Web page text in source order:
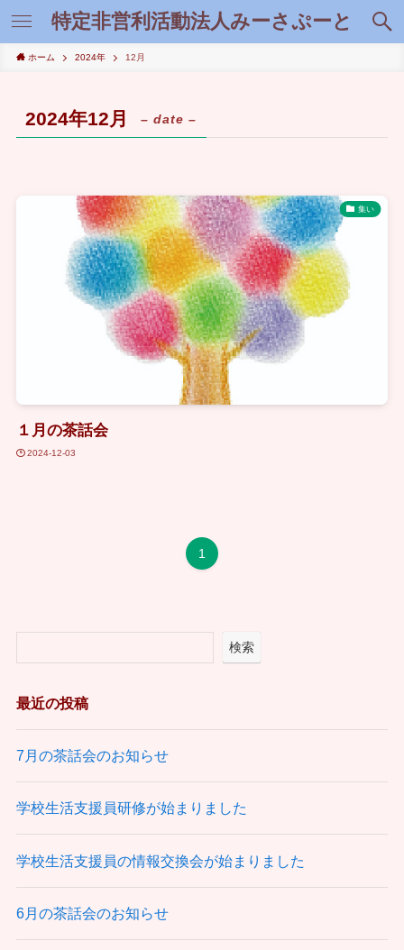
特定非営利活動法人みーさぷーと
ホーム 2024年 12月
2024年12月 – date –
集い
１月の茶話会
2024-12-03
1
検索
最近の投稿
7月の茶話会のお知らせ
学校生活支援員研修が始まりました
学校生活支援員の情報交換会が始まりました
6月の茶話会のお知らせ